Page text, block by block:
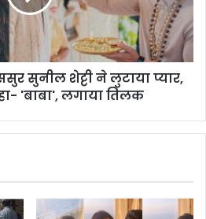
सुनील शेट्टी ने लुटाया प्यार,
'बाबा', लगाया तिलक